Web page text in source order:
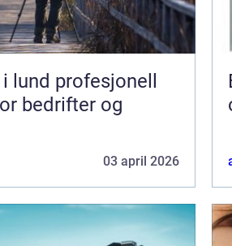
bedrifter og
03 april 2026